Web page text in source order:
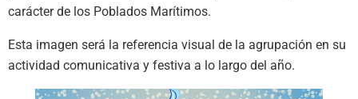
carácter de los Poblados Marítimos.
Esta imagen será la referencia visual de la agrupación en su
actividad comunicativa y festiva a lo largo del año.